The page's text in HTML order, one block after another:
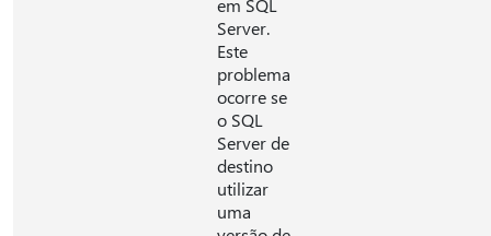
em SQL
Server.
Este
problema
ocorre se
o SQL
Server de
destino
utilizar
uma